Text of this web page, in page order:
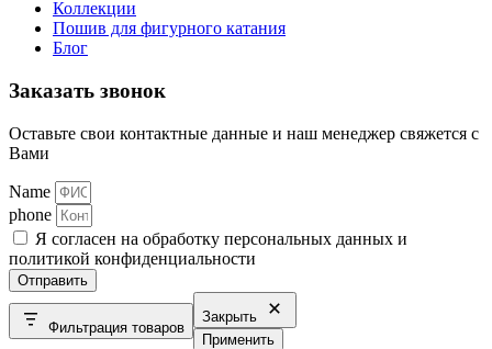
Коллекции
Пошив для фигурного катания
Блог
Заказать звонок
Оставьте свои контактные данные и наш менеджер свяжется с
Вами
Name
phone
Я согласен на обработку персональных данных и
политикой конфиденциальности
Отправить
Фильтрация товаров
Закрыть
Применить